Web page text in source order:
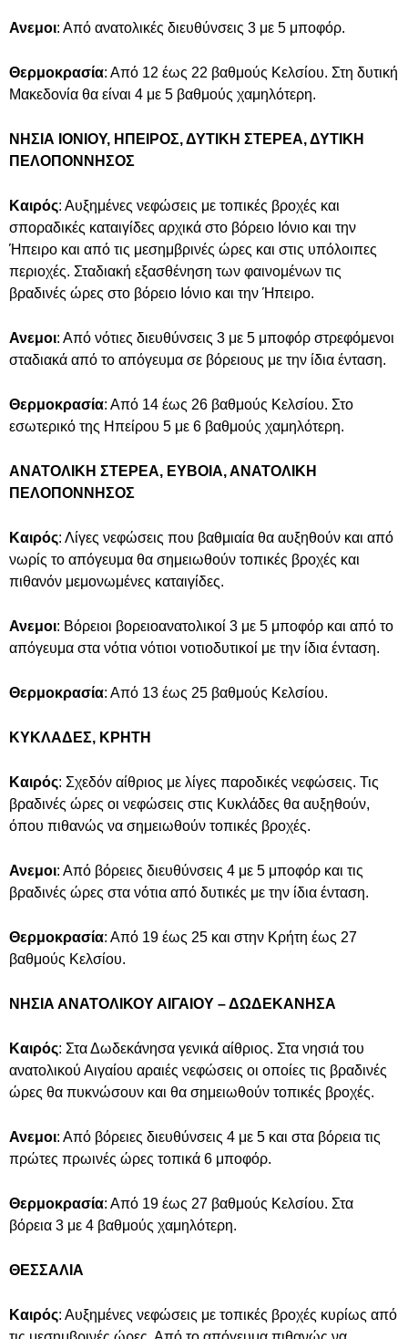
Ανεμοι: Από ανατολικές διευθύνσεις 3 με 5 μποφόρ.
Θερμοκρασία: Από 12 έως 22 βαθμούς Κελσίου. Στη δυτική
Μακεδονία θα είναι 4 με 5 βαθμούς χαμηλότερη.
ΝΗΣΙΑ ΙΟΝΙΟΥ, ΗΠΕΙΡΟΣ, ΔΥΤΙΚΗ ΣΤΕΡΕΑ, ΔΥΤΙΚΗ
ΠΕΛΟΠΟΝΝΗΣΟΣ
Καιρός: Αυξημένες νεφώσεις με τοπικές βροχές και
σποραδικές καταιγίδες αρχικά στο βόρειο Ιόνιο και την
Ήπειρο και από τις μεσημβρινές ώρες και στις υπόλοιπες
περιοχές. Σταδιακή εξασθένηση των φαινομένων τις
βραδινές ώρες στο βόρειο Ιόνιο και την Ήπειρο.
Ανεμοι: Από νότιες διευθύνσεις 3 με 5 μποφόρ στρεφόμενοι
σταδιακά από το απόγευμα σε βόρειους με την ίδια ένταση.
Θερμοκρασία: Από 14 έως 26 βαθμούς Κελσίου. Στο
εσωτερικό της Ηπείρου 5 με 6 βαθμούς χαμηλότερη.
ΑΝΑΤΟΛΙΚΗ ΣΤΕΡΕΑ, ΕΥΒΟΙΑ, ΑΝΑΤΟΛΙΚΗ
ΠΕΛΟΠΟΝΝΗΣΟΣ
Καιρός: Λίγες νεφώσεις που βαθμιαία θα αυξηθούν και από
νωρίς το απόγευμα θα σημειωθούν τοπικές βροχές και
πιθανόν μεμονωμένες καταιγίδες.
Ανεμοι: Βόρειοι βορειοανατολικοί 3 με 5 μποφόρ και από το
απόγευμα στα νότια νότιοι νοτιοδυτικοί με την ίδια ένταση.
Θερμοκρασία: Από 13 έως 25 βαθμούς Κελσίου.
ΚΥΚΛΑΔΕΣ, ΚΡΗΤΗ
Καιρός: Σχεδόν αίθριος με λίγες παροδικές νεφώσεις. Τις
βραδινές ώρες οι νεφώσεις στις Κυκλάδες θα αυξηθούν,
όπου πιθανώς να σημειωθούν τοπικές βροχές.
Ανεμοι: Από βόρειες διευθύνσεις 4 με 5 μποφόρ και τις
βραδινές ώρες στα νότια από δυτικές με την ίδια ένταση.
Θερμοκρασία: Από 19 έως 25 και στην Κρήτη έως 27
βαθμούς Κελσίου.
ΝΗΣΙΑ ΑΝΑΤΟΛΙΚΟΥ ΑΙΓΑΙΟΥ – ΔΩΔΕΚΑΝΗΣΑ
Καιρός: Στα Δωδεκάνησα γενικά αίθριος. Στα νησιά του
ανατολικού Αιγαίου αραιές νεφώσεις οι οποίες τις βραδινές
ώρες θα πυκνώσουν και θα σημειωθούν τοπικές βροχές.
Ανεμοι: Από βόρειες διευθύνσεις 4 με 5 και στα βόρεια τις
πρώτες πρωινές ώρες τοπικά 6 μποφόρ.
Θερμοκρασία: Από 19 έως 27 βαθμούς Κελσίου. Στα
βόρεια 3 με 4 βαθμούς χαμηλότερη.
ΘΕΣΣΑΛΙΑ
Καιρός: Αυξημένες νεφώσεις με τοπικές βροχές κυρίως από